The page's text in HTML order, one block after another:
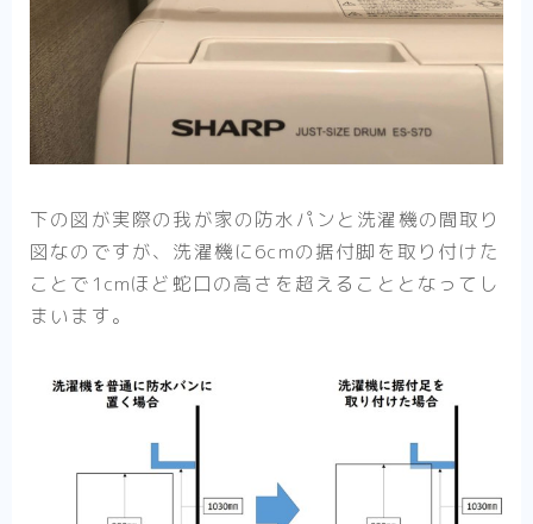
下の図が実際の我が家の防水パンと洗濯機の間取り
図なのですが、洗濯機に6cmの据付脚を取り付けた
ことで1cmほど蛇口の高さを超えることとなってし
まいます。